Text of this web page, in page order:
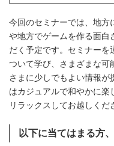
今回のセミナーでは、地方
や地方でゲームを作る面白
だく予定です。セミナーを
ついて学び、さまざまな可
さまに少しでもよい情報が
はカジュアルで和やかに楽
リラックスしてお越しくだ
以下に当てはまる方